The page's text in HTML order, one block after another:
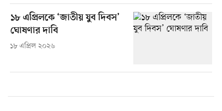
১৮ এপ্রিলকে ‘জাতীয় যুব দিবস’
ঘোষণার দাবি
১৮ এপ্রিল ২০২৬